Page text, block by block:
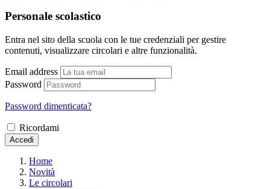
Personale scolastico
Entra nel sito della scuola con le tue credenziali per gestire
contenuti, visualizzare circolari e altre funzionalità.
Email address
Password
Password dimenticata?
Ricordami
Accedi
Home
Novità
Le circolari